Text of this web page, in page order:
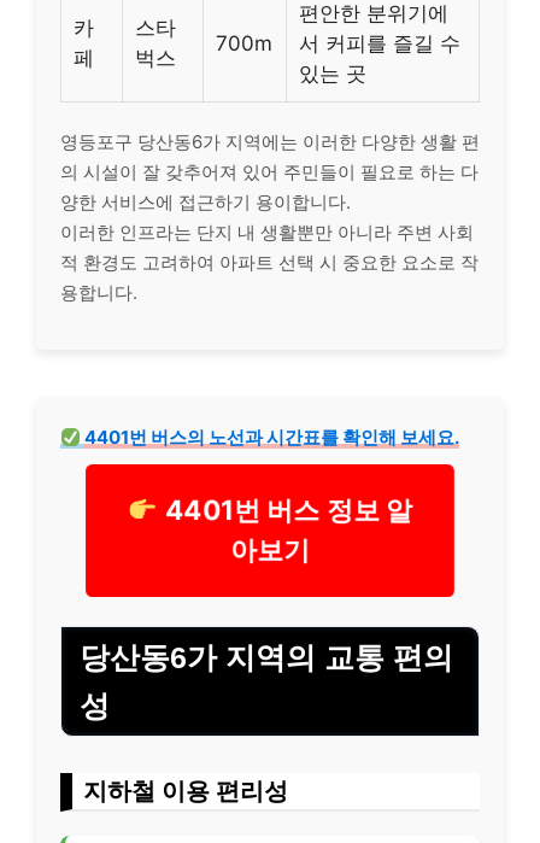
카
페
스타
벅스
700m
편안한 분위기에
서 커피를 즐길 수
있는 곳
영등포구 당산동6가 지역에는 이러한 다양한 생활 편
의 시설이 잘 갖추어져 있어 주민들이 필요로 하는 다
양한 서비스에 접근하기 용이합니다.
이러한 인프라는 단지 내 생활뿐만 아니라 주변 사회
적 환경도 고려하여 아파트 선택 시 중요한 요소로 작
용합니다.
4401번 버스의 노선과 시간표를 확인해 보세요.
4401번 버스 정보 알
아보기
당산동6가 지역의 교통 편의
성
지하철 이용 편리성